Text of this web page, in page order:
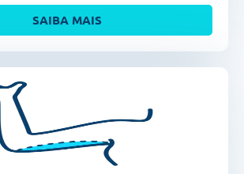
SAIBA MAIS